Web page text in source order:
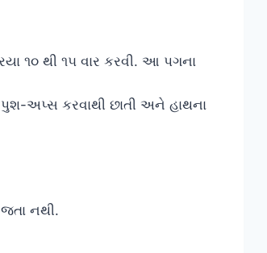
૧૦ થી ૧૫ વાર કરવી. આ પગના
પુશ-અપ્સ કરવાથી છાતી અને હાથના
નથી.